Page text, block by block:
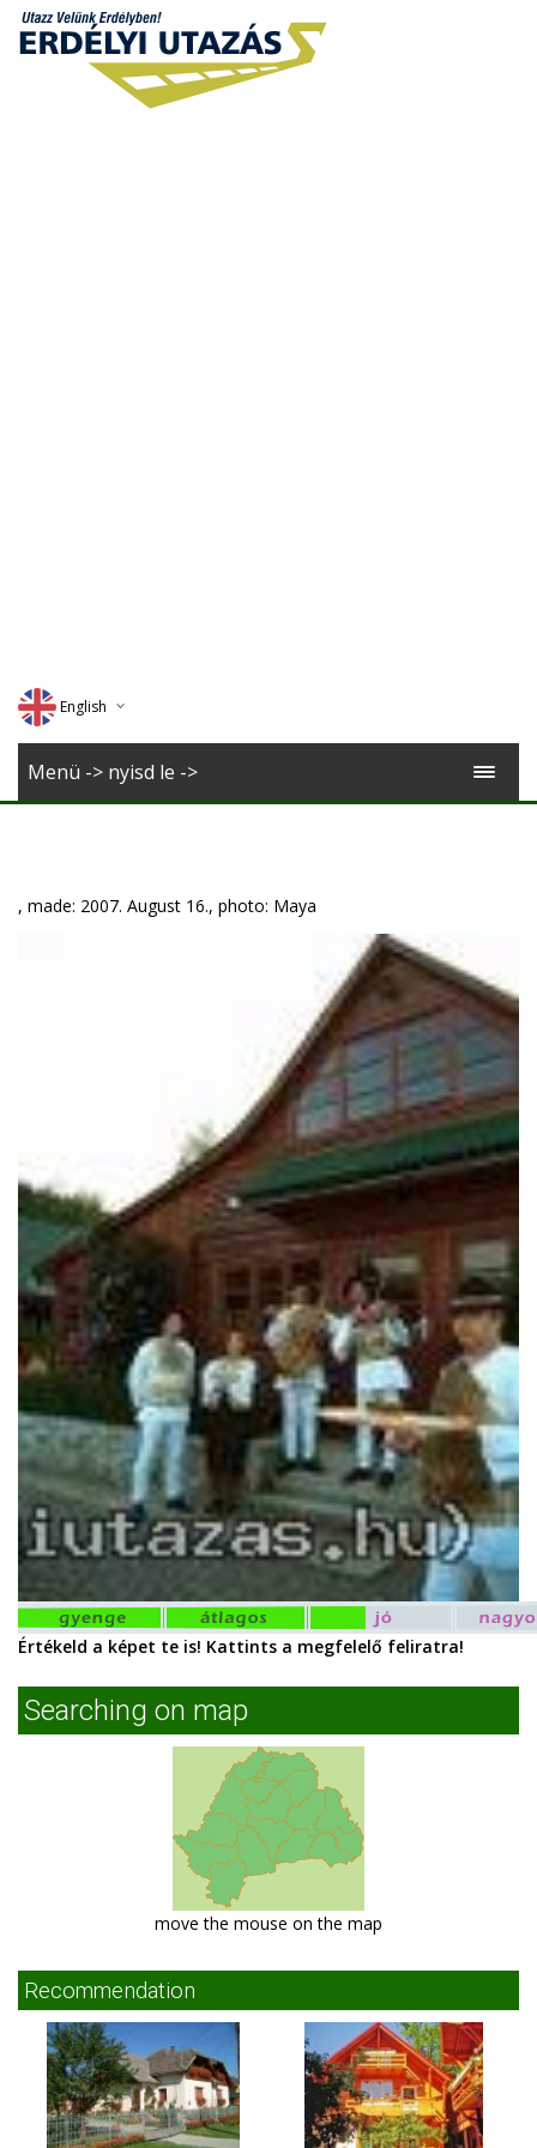
English
Deutsch
Menü -> nyisd le ->
, made: 2007. August 16., photo: Maya
Értékeld a képet te is! Kattints a megfelelő feliratra!
Searching on map
move the mouse on the map
Recommendation